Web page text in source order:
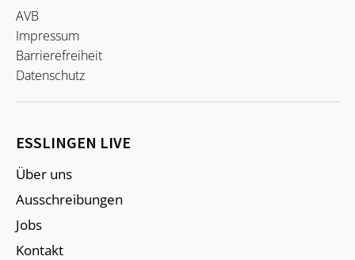
AVB
Impressum
Barrierefreiheit
Datenschutz
ESSLINGEN LIVE
Über uns
Ausschreibungen
Jobs
Kontakt